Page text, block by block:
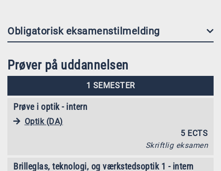
Obligatorisk eksamenstilmelding
Prøver på uddannelsen
1 SEMESTER
Prøve i optik - intern
Optik (DA)
5 ECTS
Skriftlig eksamen
Brilleglas, teknologi, og værkstedsoptik 1 - intern